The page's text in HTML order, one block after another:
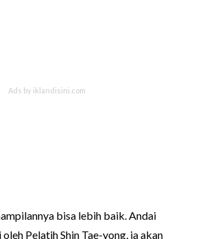
bisa lebih baik. Andai
Pelatih Shin Tae-yong, ia akan